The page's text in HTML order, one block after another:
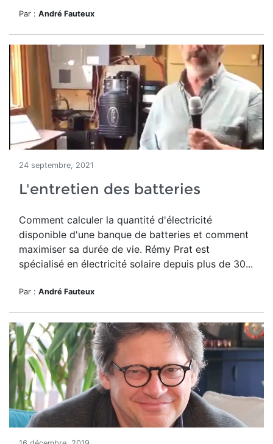
Par : André Fauteux
24 septembre, 2021
L'entretien des batteries
Comment calculer la quantité d'électricité
disponible d'une banque de batteries et comment
maximiser sa durée de vie. Rémy Prat est
spécialisé en électricité solaire depuis plus de 30...
Par : André Fauteux